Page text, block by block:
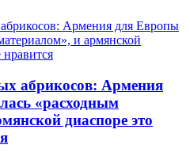
абрикосов: Армения
«расходным
диаспоре это